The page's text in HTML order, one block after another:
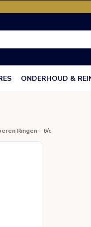
ONDERHOUD &
Ringen - 6/c